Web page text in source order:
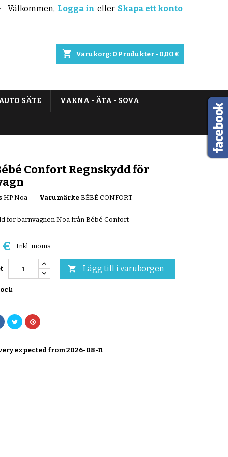
Välkommen, Logga in eller Skapa ett konto
shopping_cart Varukorg: 0 Produkter - 0,00 €
SÄTE VAKNA - ÄTA - SOVA
Confort Regnskydd för
HP Noa Varumärke BÉBÉ CONFORT
för barnvagnen Noa från Bébé Confort
€ Inkl. moms
 Lägg till i varukorgen
expected from 2026-08-11